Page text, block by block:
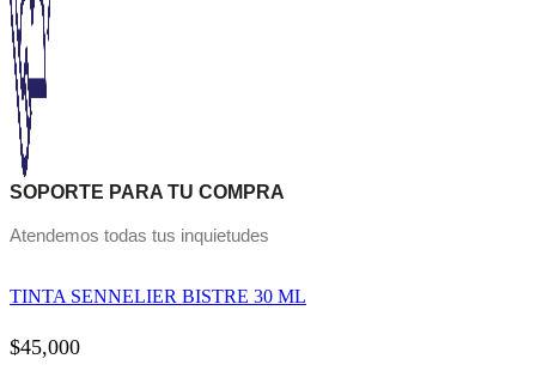
SOPORTE PARA TU COMPRA
Atendemos todas tus inquietudes
TINTA SENNELIER BISTRE 30 ML
$45,000